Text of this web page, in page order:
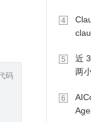
码
4
5
近
两
6